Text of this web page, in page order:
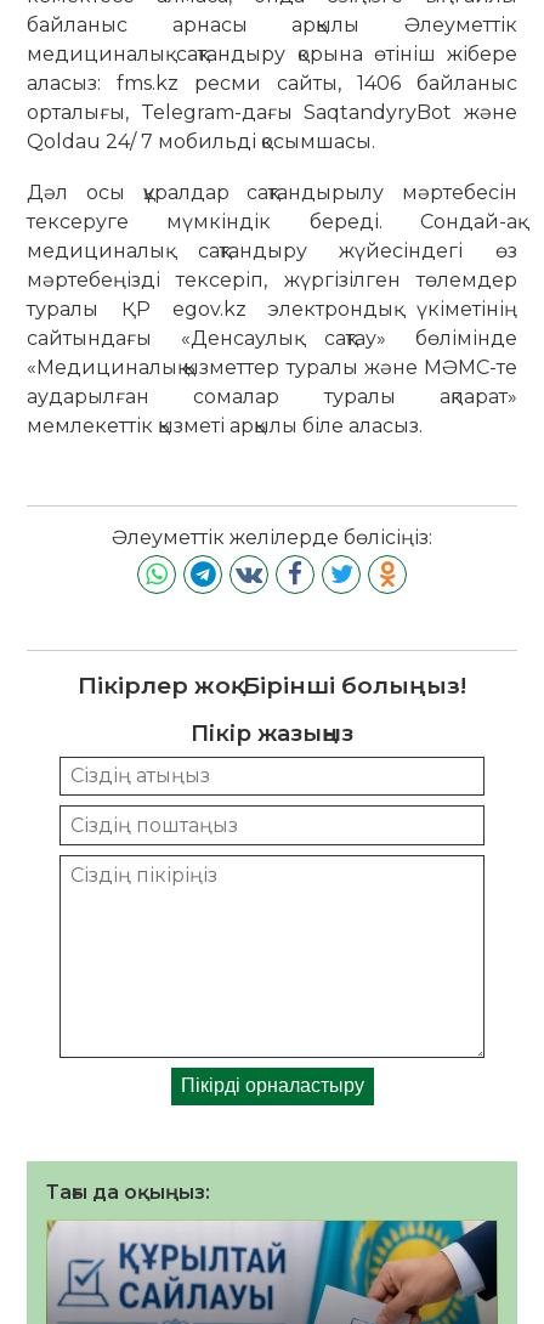
байланыс арнасы арқылы Әлеуметтік
медициналық сақтандыру қорына өтініш жібере
аласыз: fms.kz ресми сайты, 1406 байланыс
орталығы, Telegram-дағы SaqtandyryBot және
Qoldau 24/ 7 мобильді қосымшасы.
Дәл осы құралдар сақтандырылу мәртебесін
тексеруге мүмкіндік береді. Сондай-ақ
медициналық сақтандыру жүйесіндегі өз
мәртебеңізді тексеріп, жүргізілген төлемдер
туралы ҚР egov.kz электрондық үкіметінің
сайтындағы «Денсаулық сақтау» бөлімінде
«Медициналық қызметтер туралы және МӘМС-те
аударылған сомалар туралы ақпарат»
мемлекеттік қызметі арқылы біле аласыз.
Әлеуметтік желілерде бөлісіңіз:
Пікірлер жоқ. Бірінші болыңыз!
Пікір жазыңыз
Тағы да оқыңыз: